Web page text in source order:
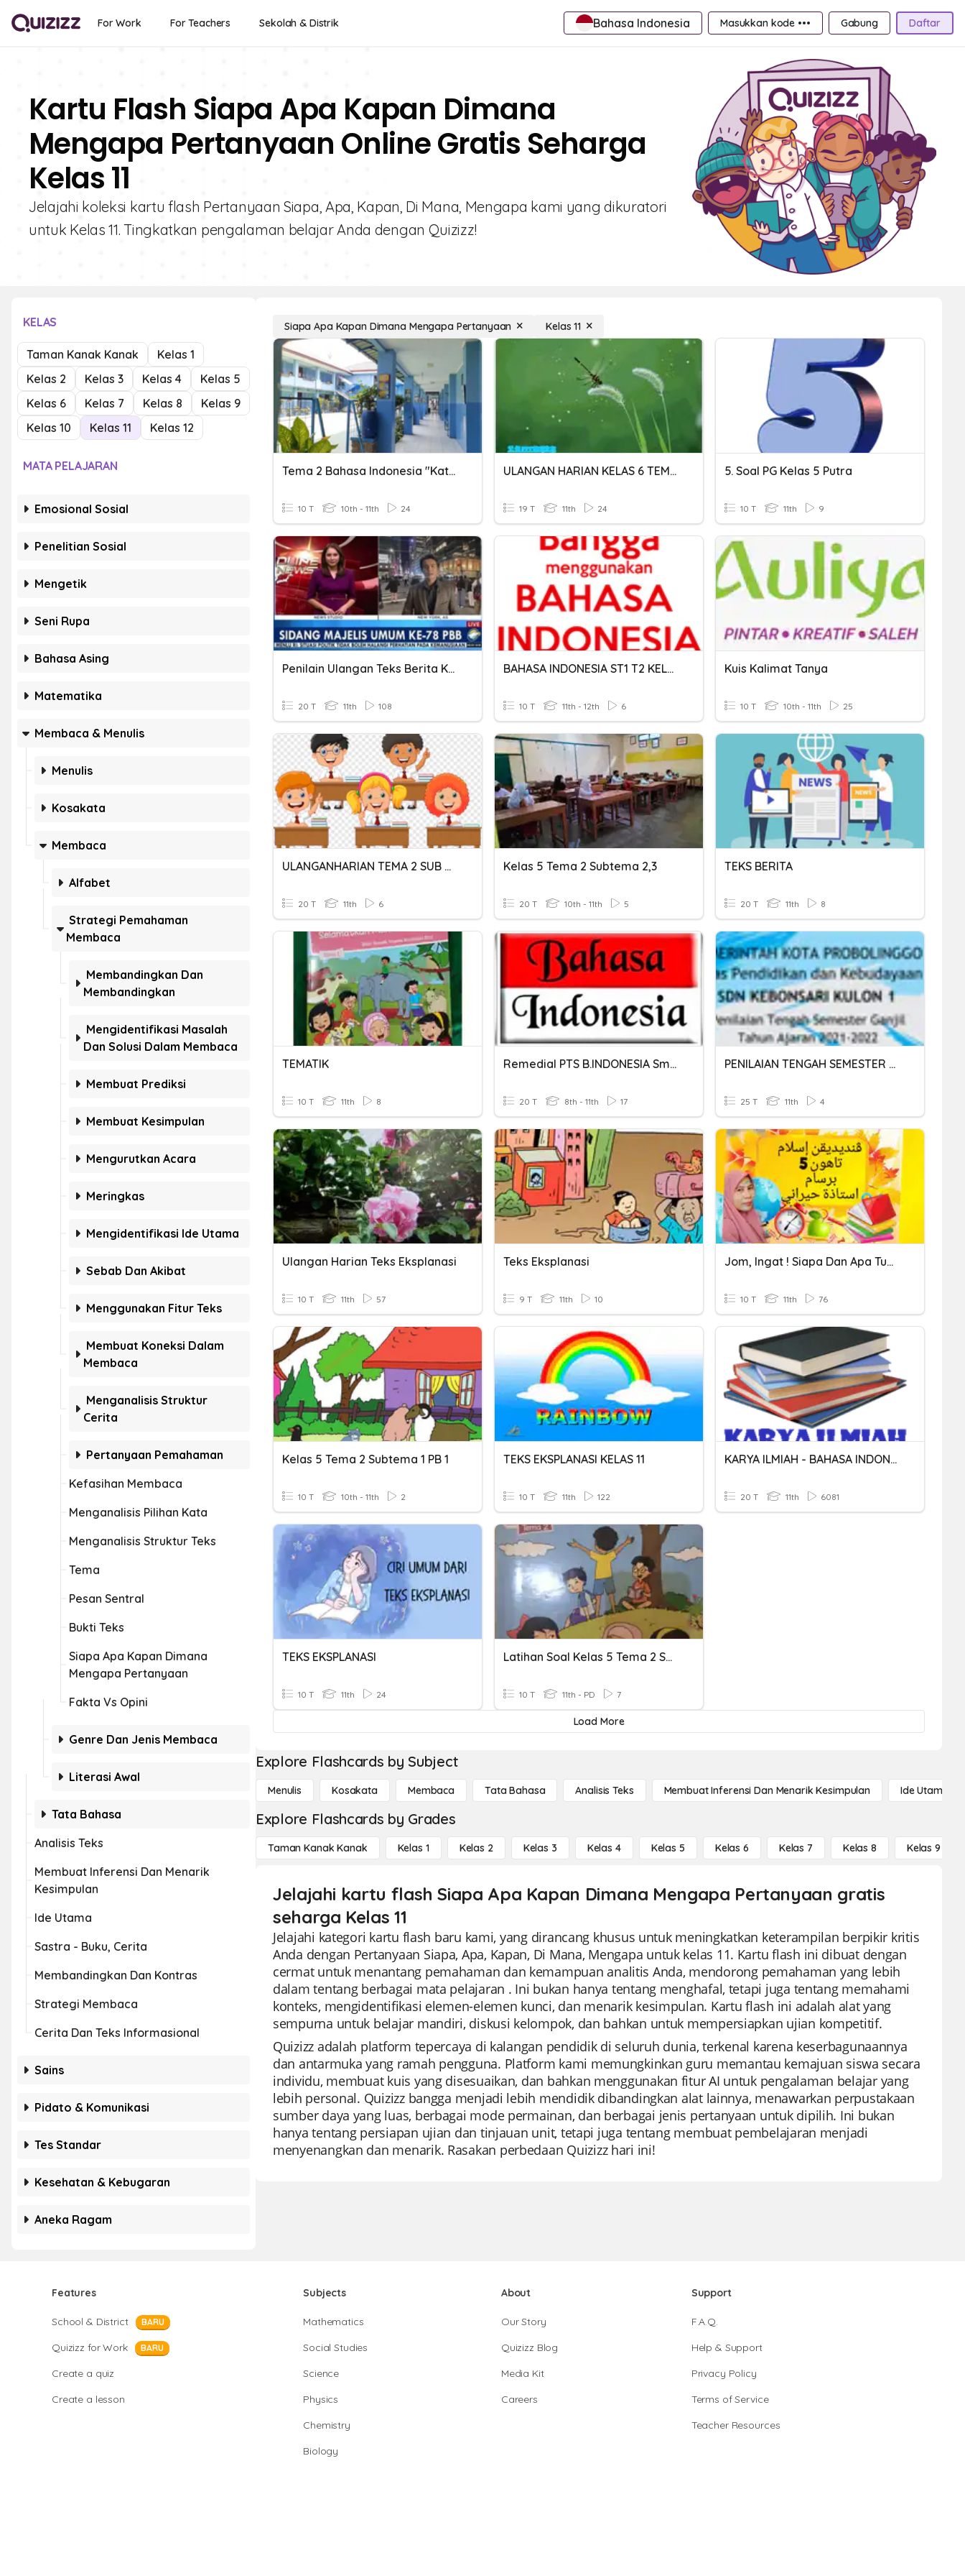
For Work For Teachers Sekolah & Distrik Bahasa Indonesia Masukkan kode ••• Gabung Daftar
Kartu Flash Siapa Apa Kapan Dimana
Mengapa Pertanyaan Online Gratis Seharga
Kelas 11
Jelajahi koleksi kartu flash Pertanyaan Siapa, Apa, Kapan, Di Mana, Mengapa kami yang dikuratori
untuk Kelas 11. Tingkatkan pengalaman belajar Anda dengan Quizizz!
KELAS
Taman Kanak Kanak
Kelas 1
Kelas 2
Kelas 3 Kelas 4
Kelas 5
Kelas 6
Kelas 7 Kelas 8
Kelas 9
Kelas 10
Kelas 11 Kelas 12
MATA PELAJARAN
Emosional Sosial
Penelitian Sosial
Mengetik
Seni Rupa
Bahasa Asing
Matematika
Membaca & Menulis
Menulis
Kosakata
Membaca
Alfabet
Strategi Pemahaman
Membaca
Membandingkan Dan
Membandingkan
Mengidentifikasi Masalah
Dan Solusi Dalam Membaca
Membuat Prediksi
Membuat Kesimpulan
Mengurutkan Acara
Meringkas
Mengidentifikasi Ide Utama
Sebab Dan Akibat
Menggunakan Fitur Teks
Membuat Koneksi Dalam
Membaca
Menganalisis Struktur
Cerita
Pertanyaan Pemahaman
Kefasihan Membaca
Menganalisis Pilihan Kata
Menganalisis Struktur Teks
Tema
Pesan Sentral
Bukti Teks
Siapa Apa Kapan Dimana
Mengapa Pertanyaan
Fakta Vs Opini
Genre Dan Jenis Membaca
Literasi Awal
Tata Bahasa
Analisis Teks
Membuat Inferensi Dan Menarik
Kesimpulan
Ide Utama
Sastra - Buku, Cerita
Membandingkan Dan Kontras
Strategi Membaca
Cerita Dan Teks Informasional
Sains
Pidato & Komunikasi
Tes Standar
Kesehatan & Kebugaran
Aneka Ragam
Siapa Apa Kapan Dimana Mengapa Pertanyaan Kelas 11
Tema 2 Bahasa Indonesia "Kata Tanya"
10 T 10th - 11th 24
ULANGAN HARIAN KELAS 6 TEMA 2
19 T 11th 24
5. Soal PG Kelas 5 Putra
10 T 11th 9
Penilain Ulangan Teks Berita Kelas XI
20 T 11th 108
BAHASA INDONESIA ST1 T2 KELAS 5
10 T 11th - 12th 6
Kuis Kalimat Tanya
10 T 10th - 11th 25
ULANGANHARIAN TEMA 2 SUB TEMA 2 KELAS VI
20 T 11th 6
Kelas 5 Tema 2 Subtema 2,3
20 T 10th - 11th 5
TEKS BERITA
20 T 11th 8
TEMATIK
10 T 11th 8
Remedial PTS B.INDONESIA Smt 1 KELAS 5
20 T 8th - 11th 17
PENILAIAN TENGAH SEMESTER GANJIL BAHASA INDONESIA KELAS 5
25 T 11th 4
Ulangan Harian Teks Eksplanasi
10 T 11th 57
Teks Eksplanasi
9 T 11th 10
Jom, Ingat ! Siapa Dan Apa Tugasnya?
10 T 11th 76
Kelas 5 Tema 2 Subtema 1 PB 1
10 T 10th - 11th 2
TEKS EKSPLANASI KELAS 11
10 T 11th 122
KARYA ILMIAH - BAHASA INDONESIA - KELAS XI
20 T 11th 6081
TEKS EKSPLANASI
10 T 11th 24
Latihan Soal Kelas 5 Tema 2 Subtema 2 Pembelajaran 6
10 T 11th - PD 7
Load More
Explore Flashcards by Subject
Menulis Kosakata Membaca Tata Bahasa Analisis Teks Membuat Inferensi Dan Menarik Kesimpulan Ide Utama
Explore Flashcards by Grades
Taman Kanak Kanak Kelas 1 Kelas 2 Kelas 3 Kelas 4 Kelas 5 Kelas 6 Kelas 7 Kelas 8 Kelas 9
Jelajahi kartu flash Siapa Apa Kapan Dimana Mengapa Pertanyaan gratis
seharga Kelas 11
Jelajahi kategori kartu flash baru kami, yang dirancang khusus untuk meningkatkan keterampilan berpikir kritis
Anda dengan Pertanyaan Siapa, Apa, Kapan, Di Mana, Mengapa untuk kelas 11. Kartu flash ini dibuat dengan
cermat untuk menantang pemahaman dan kemampuan analitis Anda, mendorong pemahaman yang lebih
dalam tentang berbagai mata pelajaran . Ini bukan hanya tentang menghafal, tetapi juga tentang memahami
konteks, mengidentifikasi elemen-elemen kunci, dan menarik kesimpulan. Kartu flash ini adalah alat yang
sempurna untuk belajar mandiri, diskusi kelompok, dan bahkan untuk mempersiapkan ujian kompetitif.
Quizizz adalah platform tepercaya di kalangan pendidik di seluruh dunia, terkenal karena keserbagunaannya
dan antarmuka yang ramah pengguna. Platform kami memungkinkan guru memantau kemajuan siswa secara
individu, membuat kuis yang disesuaikan, dan bahkan menggunakan fitur AI untuk pengalaman belajar yang
lebih personal. Quizizz bangga menjadi lebih mendidik dibandingkan alat lainnya, menawarkan perpustakaan
sumber daya yang luas, berbagai mode permainan, dan berbagai jenis pertanyaan untuk dipilih. Ini bukan
hanya tentang persiapan ujian dan tinjauan unit, tetapi juga tentang membuat pembelajaran menjadi
menyenangkan dan menarik. Rasakan perbedaan Quizizz hari ini!
Features
School & District BARU
Quizizz for Work BARU
Create a quiz
Create a lesson
Subjects
Mathematics
Social Studies
Science
Physics
Chemistry
Biology
About
Our Story
Quizizz Blog
Media Kit
Careers
Support
F.A.Q.
Help & Support
Privacy Policy
Terms of Service
Teacher Resources